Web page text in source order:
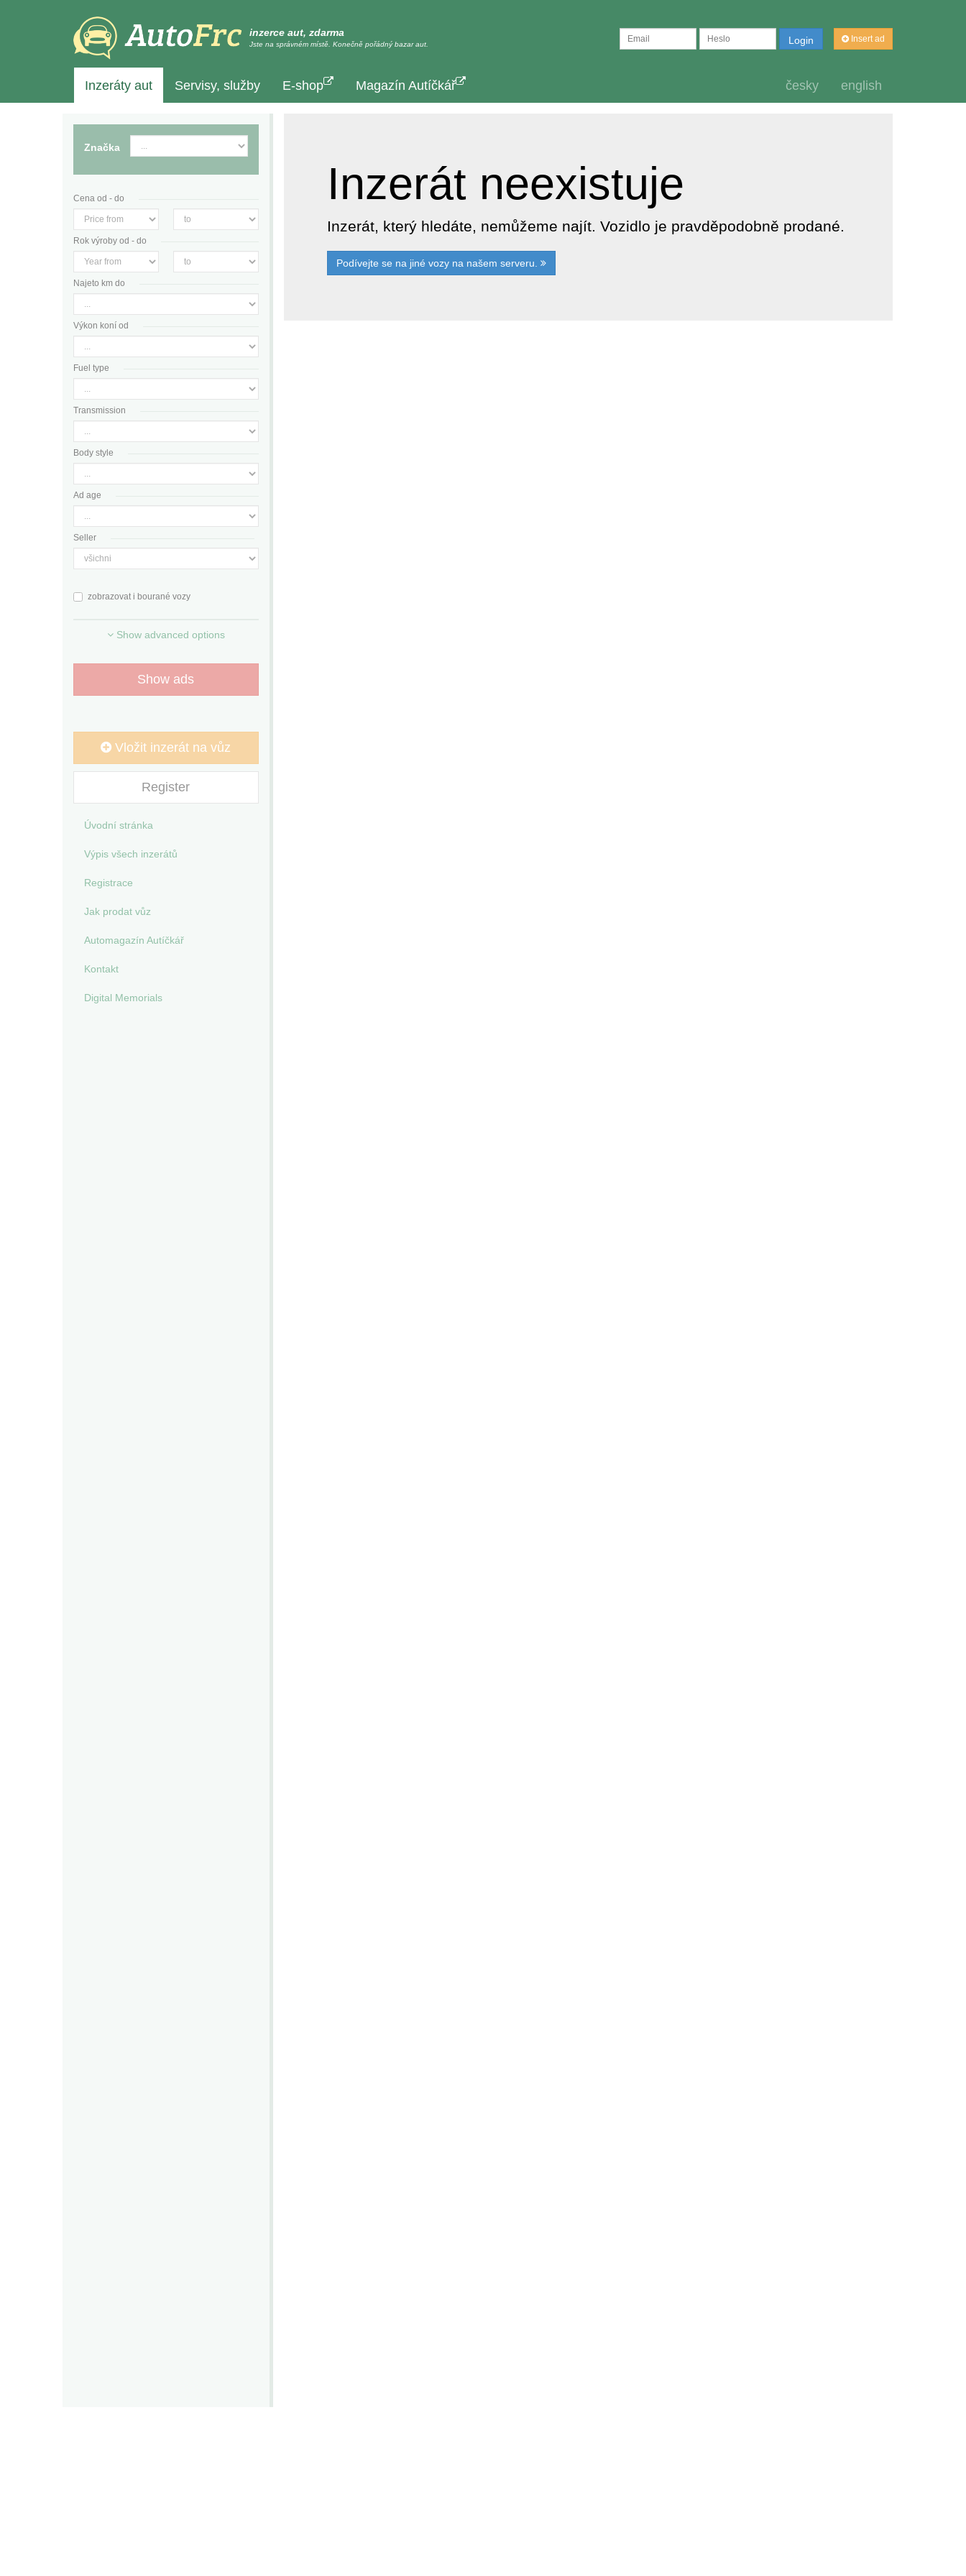
inzerce aut, zdarma
Jste na správném místě. Konečně pořádný bazar aut.
Insert ad
Login
Inzeráty aut Servisy, služby E-shop Magazín Autíčkář česky english
Inzerát neexistuje
Inzerát, který hledáte, nemůžeme najít. Vozidlo je pravděpodobně prodané.
Podívejte se na jiné vozy na našem serveru.
Značka
Cena od - do
Rok výroby od - do
Najeto km do
Výkon koní od
Fuel type
Transmission
Body style
Ad age
Seller
zobrazovat i bourané vozy
Show advanced options
Show ads
Vložit inzerát na vůz
Register
Úvodní stránka
Výpis všech inzerátů
Registrace
Jak prodat vůz
Automagazín Autíčkář
Kontakt
Digital Memorials